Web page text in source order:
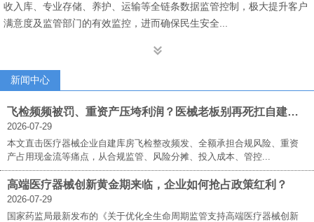
收入库、专业存储、养护、运输等全链条数据监管控制，极大提升客户
满意度及监管部门的有效监控，进而确保民生安全...

新闻中心
飞检频频被罚、重资产压垮利润？医械老板别再死扛自建库房！立菲佰世三方仓才是破局答案
2026-07-29
本文直击医疗器械企业自建库房飞检整改频发、全额承担合规风险、重资
产占用现金流等痛点，从合规监管、风险分摊、投入成本、管控...
高端医疗器械创新黄金期来临，企业如何抢占政策红利？
2026-07-29
国家药监局最新发布的《关于优化全生命周期监管支持高端医疗器械创新